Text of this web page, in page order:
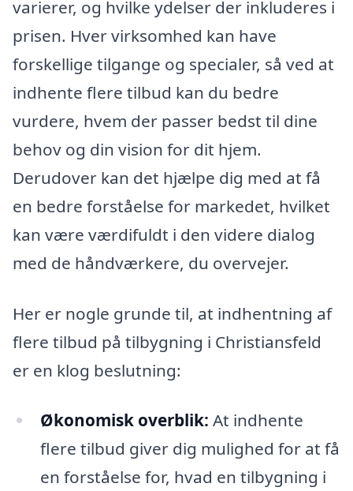
varierer, og hvilke ydelser der inkluderes i
prisen. Hver virksomhed kan have
forskellige tilgange og specialer, så ved at
indhente flere tilbud kan du bedre
vurdere, hvem der passer bedst til dine
behov og din vision for dit hjem.
Derudover kan det hjælpe dig med at få
en bedre forståelse for markedet, hvilket
kan være værdifuldt i den videre dialog
med de håndværkere, du overvejer.
Her er nogle grunde til, at indhentning af
flere tilbud på tilbygning i Christiansfeld
er en klog beslutning:
Økonomisk overblik: At indhente
flere tilbud giver dig mulighed for at få
en forståelse for, hvad en tilbygning i